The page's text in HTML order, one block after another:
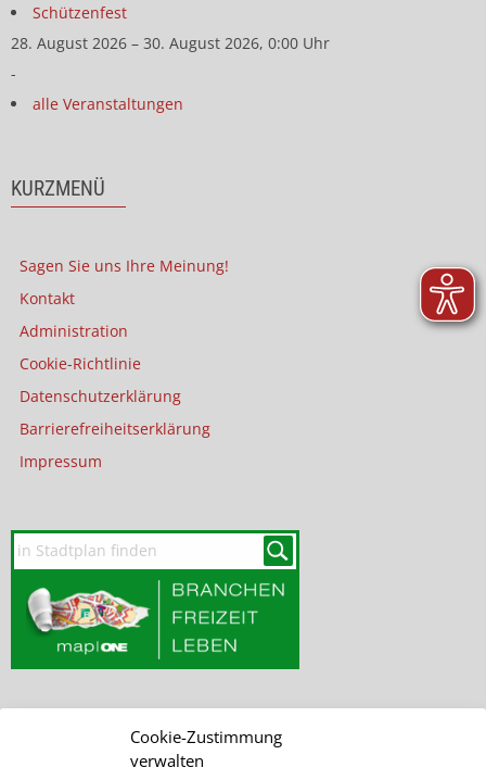
Cookie-Zustimmung
verwalten
Schützenfest
28. August 2026 – 30. August 2026, 0:00 Uhr
-
alle Veranstaltungen
KURZMENÜ
Sagen Sie uns Ihre Meinung!
Kontakt
Administration
Cookie-Richtlinie
Datenschutzerklärung
Barrierefreiheitserklärung
Impressum
SEITE DURCHSUCHEN